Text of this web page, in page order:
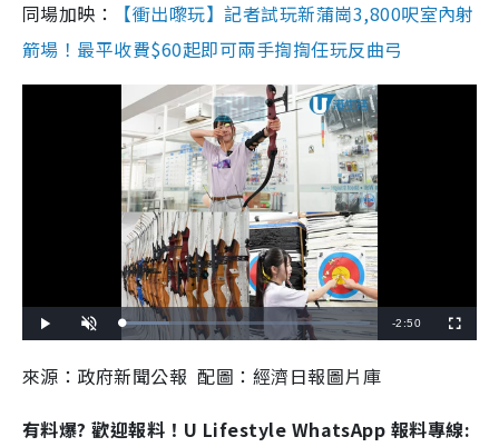
同場加映：
【衝出嚟玩】記者試玩新蒲崗3,800呎室內射
箭場！最平收費$60起即可兩手揈揈任玩反曲弓
l
n
t
e
L
o
e
d
.
0
R
a
-2:50
u
n
來源：政府新聞公報 配圖：經濟日報圖片庫
有料爆? 歡迎報料！U Lifestyle WhatsApp 報料專線: